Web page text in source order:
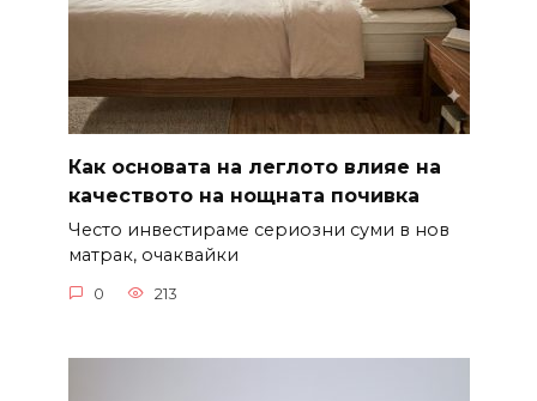
Как основата на леглото влияе на
качеството на нощната почивка
Често инвестираме сериозни суми в нов
матрак, очаквайки
0 213